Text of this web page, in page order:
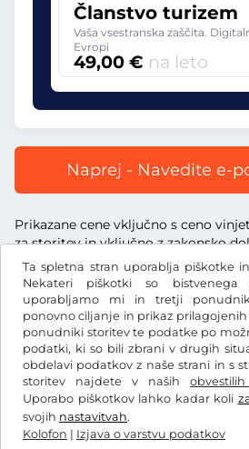
Ta spletna stran uporablja piškotke
Nekateri piškotki so
uporabljamo mi in tretji
ponovno ciljanje in prikaz prilagojenih
ponudniki storitev te podatke po
podatki, ki so bili zbrani v drugih
obdelavi podatkov z naše strani in s
storitev najdete v naših
Uporabo piškotkov lahko kadar koli
svojih nastavitvah.
Kolofon | Izjava o varstvu podatkov
Članstvo turizem
Vaša vsestranska zaščita.
Evropi
49,00 € na leto
Naprej - Navedite e-
Prikazane cene vključno s ceno
za storitev in vključno z zakonsko
€EUR
Facebook Instagram
Splošni pogoji poslovanja/preklicna